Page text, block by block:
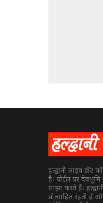
हल्द्वानी लाइव डॉट
है। पोर्टल पर
साझा करते हैं।
प्रोत्साहित रहती